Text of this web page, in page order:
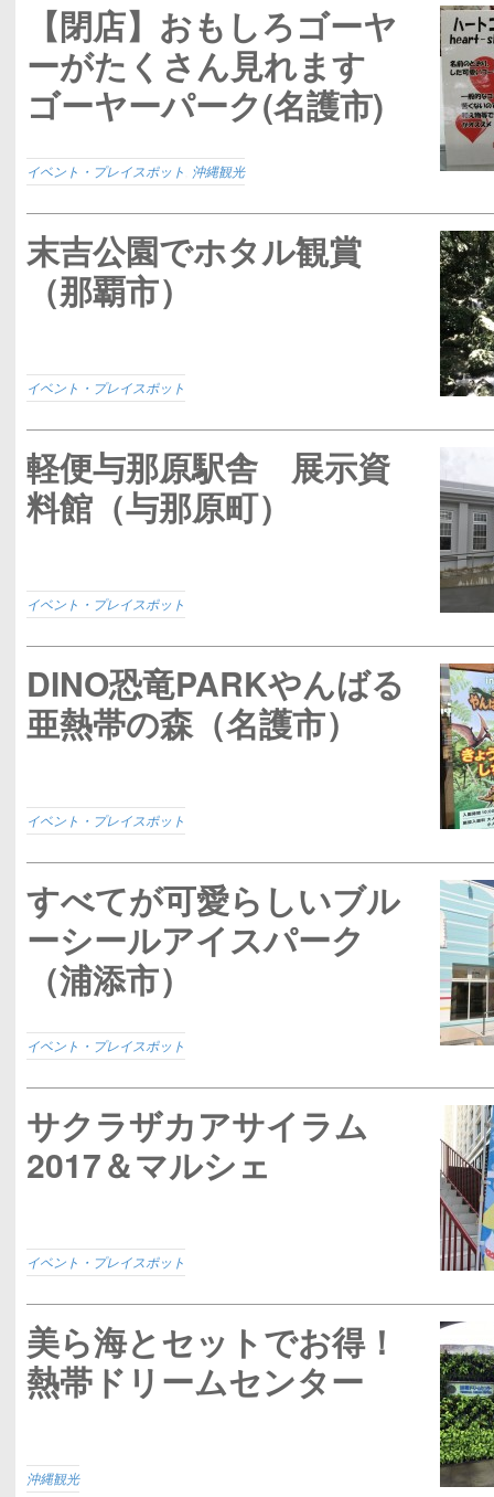
【閉店】おもしろゴーヤ
ーがたくさん見れます
ゴーヤーパーク(名護市)
イベント・プレイスポット 沖縄観光
末吉公園でホタル観賞
（那覇市）
イベント・プレイスポット
軽便与那原駅舎 展示資
料館（与那原町）
イベント・プレイスポット
DINO恐竜PARKやんばる
亜熱帯の森（名護市）
イベント・プレイスポット
すべてが可愛らしいブル
ーシールアイスパーク
（浦添市）
イベント・プレイスポット
サクラザカアサイラム
2017＆マルシェ
イベント・プレイスポット
美ら海とセットでお得！
熱帯ドリームセンター
沖縄観光